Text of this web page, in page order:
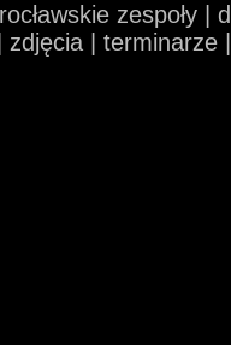
zespoły
zdjęcia |